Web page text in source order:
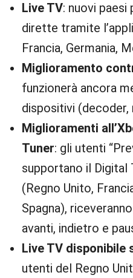
Live TV: nuovi
dirette tramite
Francia, Germania,
Miglioramento
funzionerà ancora
dispositivi
Miglioramenti
Tuner: gli utenti
supportano il Digital
(Regno Unito,
Spagna),
avanti, indietro e
Live TV disponibile
utenti del Regno